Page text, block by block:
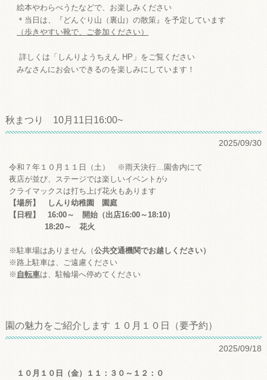
絵本やわらべうたなどで、お楽しみください
＊当日は、『どんぐり山（裏山）の散策』を予定しています
（歩きやすい靴で、ご参加ください）
詳しくは「しんりようちえん HP」をご覧ください
みなさんにお会いできるのを楽しみにしています！
秋まつり 10月11日16:00~
2025/09/30
令和７年１０月１１日（土） ※雨天決行…園舎内にて
夜店が並び、ステージでは楽しいイベントが♪
クライマックスは打ち上げ花火もあります
【場所】 しんり幼稚園 園庭
【日程】16:00～ 開始（出店16:00～18:10）
18:20～ 花火
※駐車場はありません（公共交通機関でお越しください）
※路上駐車は、ご遠慮ください
※ 自転車は、駐輪場へ停めて ください
園の魅力をご紹介します １０月１０日（要予約）
2025/09/18
１０月１０日（金）１１：３０～１２：０